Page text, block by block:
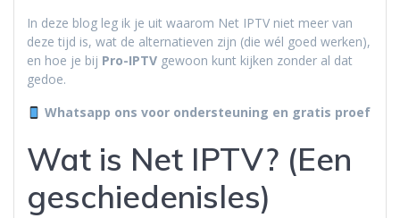
In deze blog leg ik je uit waarom Net IPTV niet meer van
deze tijd is, wat de alternatieven zijn (die wél goed werken),
en hoe je bij Pro-IPTV gewoon kunt kijken zonder al dat
gedoe.
Whatsapp ons voor ondersteuning en gratis proef
Wat is Net IPTV? (Een
geschiedenisles)